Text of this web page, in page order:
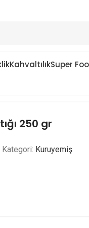
KahvaltılıkSuper
250 gr
Kategori: Kuruyemiş